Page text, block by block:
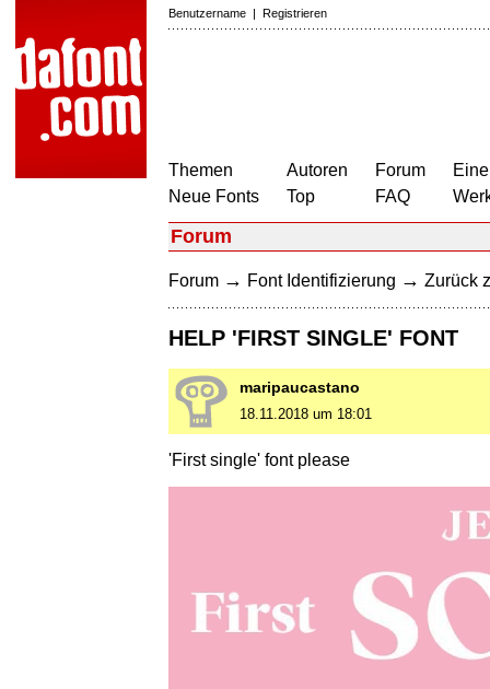
Benutzername | Registrieren
Themen
Neue Fonts
Autoren
Top
Forum
FAQ
Forum
Forum → Font Identifizierung → Zurück
HELP 'FIRST SINGLE' FONT
maripaucastano
18.11.2018 um 18:01
'First single' font please